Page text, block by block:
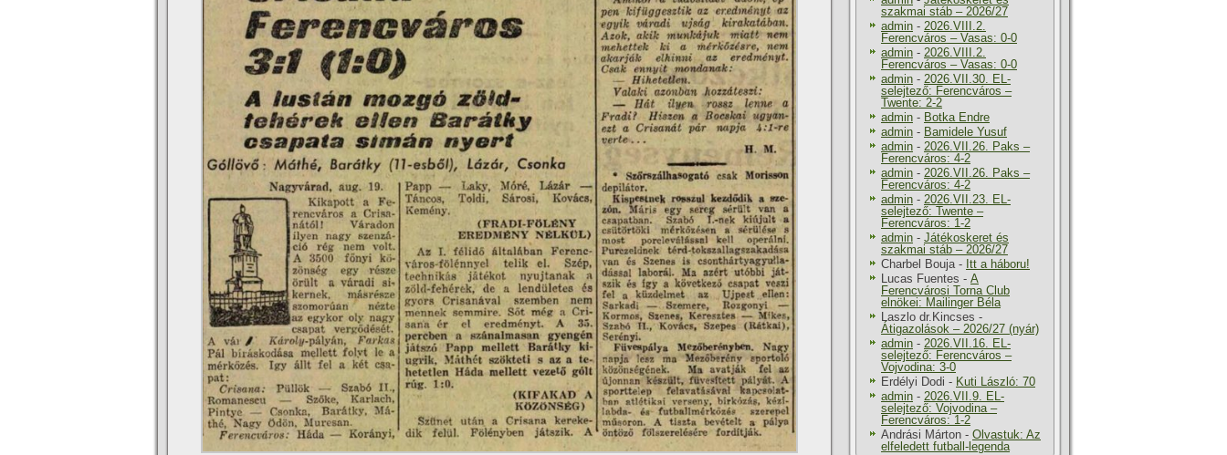
szakmai stáb – 2026/27
admin - 2026.VIII.2.
Ferencváros – Vasas: 0-0
admin - 2026.VIII.2.
Ferencváros – Vasas: 0-0
admin - 2026.VII.30. EL-
selejtező: Ferencváros –
Twente: 2-2
admin - Botka Endre
admin - Bamidele Yusuf
admin - 2026.VII.26. Paks –
Ferencváros: 4-2
admin - 2026.VII.26. Paks –
Ferencváros: 4-2
admin - 2026.VII.23. EL-
selejtező: Twente –
Ferencváros: 1-2
admin - Játékoskeret és
szakmai stáb – 2026/27
Charbel Bouja- Itt a háboru!
Lucas Fuentes - A
Ferencvárosi Torna Club
elnökei: Mailinger Béla
Laszlo dr.Kincses -
Átigazolások – 2026/27 (nyár)
admin - 2026.VII.16. EL-
selejtező: Ferencváros –
Vojvodina: 3-0
Erdélyi Dodi - Kuti László: 70
admin - 2026.VII.9. EL-
selejtező: Vojvodina –
Ferencváros: 1-2
Andrási Márton - Olvastuk: Az
elfeledett futball-legenda